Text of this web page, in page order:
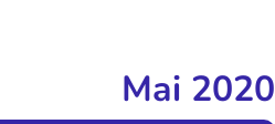
Mai 2020